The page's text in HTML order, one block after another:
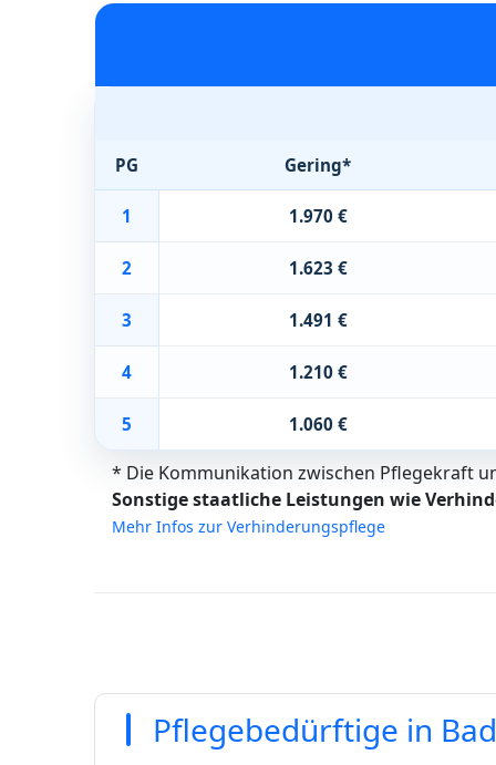
PG Gering*
1 1.970 €
2 1.623 €
3 1.491 €
4 1.210 €
5 1.060 €
* Die Kommunikation zwischen Pflegekraft
Sonstige staatliche Leistungen wie
Mehr Infos zur Verhinderungspflege
Pflegebedürftige in